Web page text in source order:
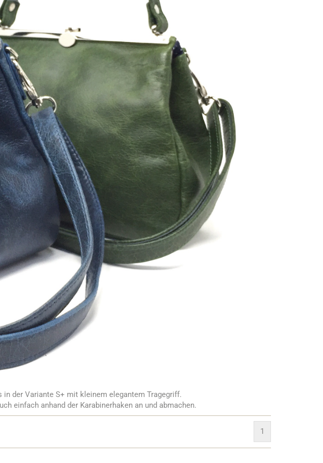
der Variante S+ mit kleinem elegantem Tragegriff.
einfach anhand der Karabinerhaken an und abmachen.
1